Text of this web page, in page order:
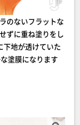
のないフラットな
ずに重ね塗りをし
下地が透けていた
塗膜になります